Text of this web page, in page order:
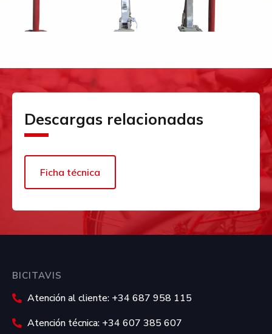
Descargas relacionadas
Ficha técnica
BICITAVIS
Atención al cliente: +34 687 958 115
Atención técnica: +34 607 385 607